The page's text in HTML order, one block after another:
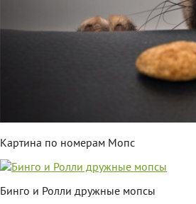
Картина по номерам Мопс
Бинго и Ролли дружные мопсы